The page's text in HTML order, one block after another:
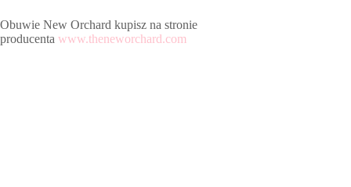
Obuwie New Orchard kupisz na stronie
producenta www.theneworchard.com